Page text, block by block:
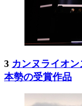
3 カンヌライオ
本勢の受賞作品